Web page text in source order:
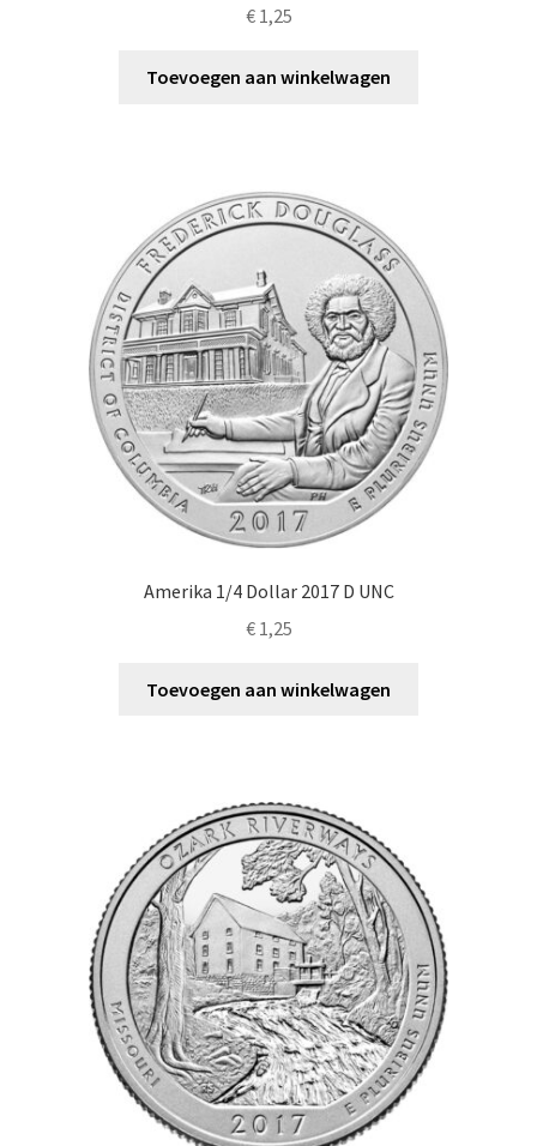
€1,25
Toevoegen aan winkelwagen
Amerika 1/4 Dollar 2017 D UNC
€1,25
Toevoegen aan winkelwagen